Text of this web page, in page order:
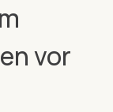
vor